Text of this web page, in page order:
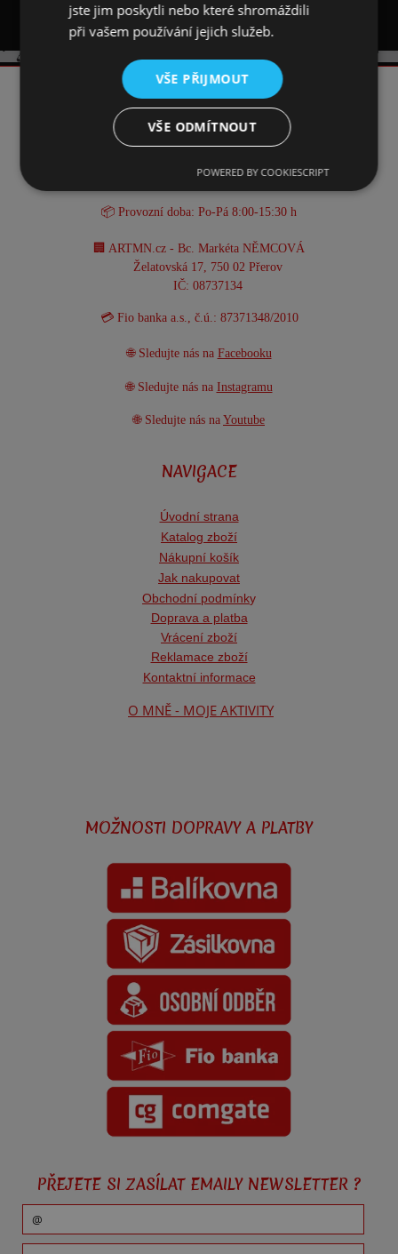
KONTAKT
☎️ +420 731 293 702
📧 info@artmn.cz
📦 Provozní doba: Po-Pá 8:00-15:30 h
🏢 ARTMN.cz - Bc. Markéta NĚMCOVÁ
Želatovská 17, 750 02 Přerov
IČ: 08737134
💳 Fio banka a.s., č.ú.: 87371348/2010
🌐 Sledujte nás na Facebooku
🌐 Sledujte nás na Instagramu
🌐 Sledujte nás na Youtube
NAVIGACE
Úvodní strana
Katalog zboží
Nákupní košík
Jak nakupovat
Obchodní podmínky
Doprava a platba
Vrácení zboží
Reklamace zboží
Kontaktní informace
O MNĚ - MOJE AKTIVITY
MOŽNOSTI DOPRAVY A PLATBY
PŘEJETE SI ZASÍLAT EMAILY NEWSLETTER ?
jste jim poskytli nebo které shromáždili
při vašem používání jejich služeb.
VŠE PŘIJMOUT
VŠE ODMÍTNOUT
POWERED BY COOKIESCRIPT